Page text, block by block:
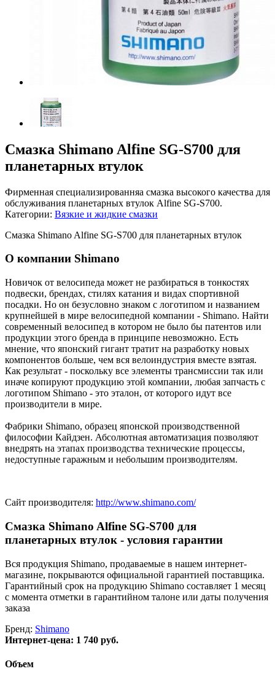
Смазка Shimano Alfine SG-S700 для
планетарных втулок
Фирменная специализированняа смазка высокого качества для
обслуживания планетарных втулок Alfine SG-S700.
Категории: Вязкие и жидкие смазки
Смазка Shimano Alfine SG-S700 для планетарных втулок
О компании Shimano
Новичок от велосипеда может не разбираться в тонкостях
подвески, брендах, стилях катания и видах спортивной
посадки. Но он безусловно знаком с логотипом и названием
крупнейшей в мире велосипедной компании - Shimano. Найти
современный велосипед в котором не было бы патентов или
продукции этого бренда в принципе невозможно. Есть
мнение, что японский гигант тратит на разработку новых
компонентов больше, чем вся велоиндустрия вместе взятая.
Как результат - поскольку все элементы трансмиссии так или
иначе копируют продукцию этой компании, любая запчасть с
логотипом Shimano - это эталон, от которого идут все
производители в мире.
Фабрики Shimano, образец японской производственной
философии Кайдзен. Абсолютная автоматизация позволяют
внедрять на этапах производства технические процессы,
недоступные гаражным и небольшим производителям.
Сайт производителя: http://www.shimano.com/
Смазка Shimano Alfine SG-S700 для
планетарных втулок - условия гарантии
Вся продукция Shimano, продаваемые в нашем интернет-
магазине, покрываются официальной гарантией поставщика.
Гарантийный срок на продукцию Shimano составляет 1 месяц
с момента отметки в гарантийном талоне или даты получения
заказа
Бренд: Shimano
Интернет-цена: 1 740 руб.
Объем